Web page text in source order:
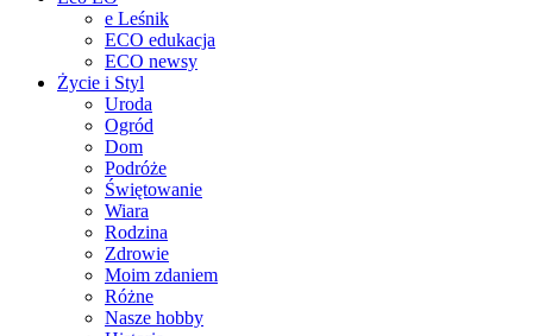
e Leśnik
ECO edukacja
ECO newsy
Życie i Styl
Uroda
Ogród
Dom
Podróże
Świętowanie
Wiara
Rodzina
Zdrowie
Moim zdaniem
Różne
Nasze hobby